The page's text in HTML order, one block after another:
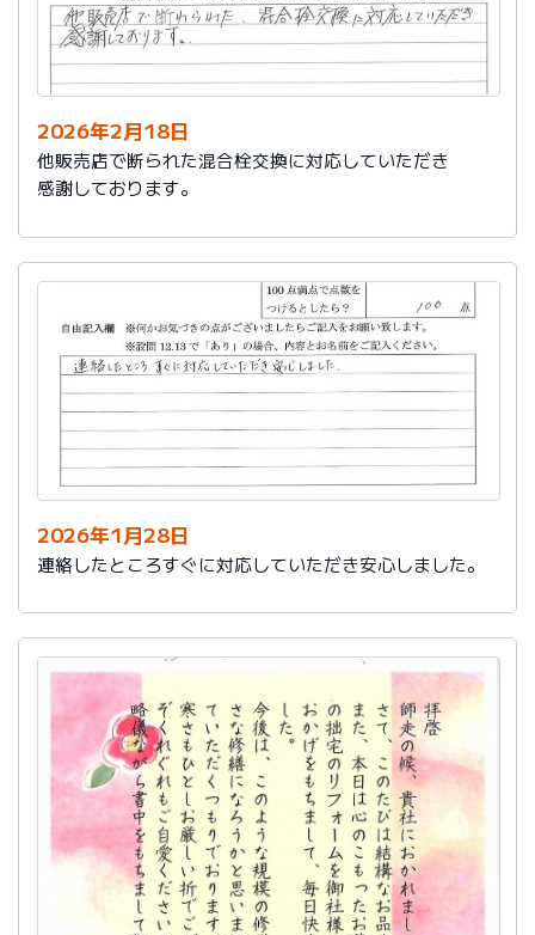
2026年2月18日
他販売店で断られた混合栓交換に対応していただき
感謝しております。
2026年1月28日
連絡したところすぐに対応していただき安心しました。